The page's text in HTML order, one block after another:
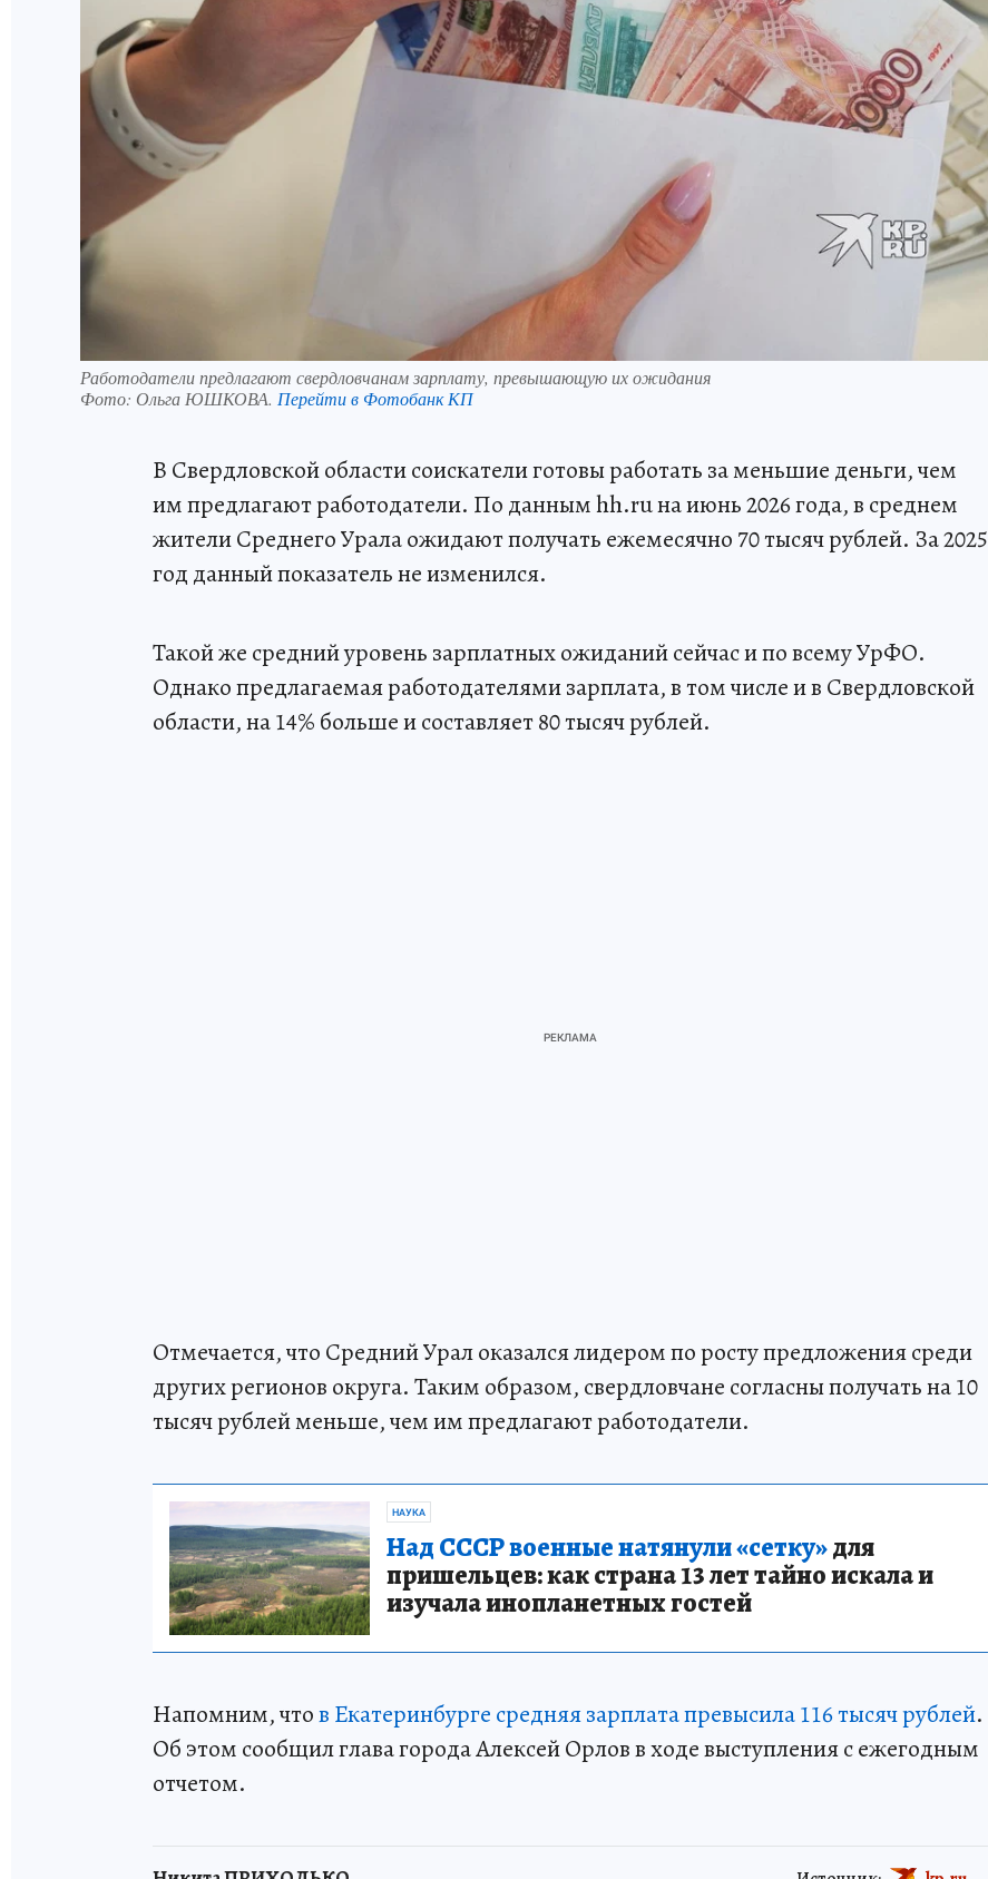
Работодатели предлагают свердловчанам зарплату, превышающую их ожидания
Фото: Ольга ЮШКОВА. Перейти в Фотобанк КП
В Свердловской области соискатели готовы работать за меньшие деньги, чем
им предлагают работодатели. По данным hh.ru на июнь 2026 года, в среднем
жители Среднего Урала ожидают получать ежемесячно 70 тысяч рублей. За 2025
год данный показатель не изменился.
Такой же средний уровень зарплатных ожиданий сейчас и по всему УрФО.
Однако предлагаемая работодателями зарплата, в том числе и в Свердловской
области, на 14% больше и составляет 80 тысяч рублей.
Отмечается, что Средний Урал оказался лидером по росту предложения среди
других регионов округа. Таким образом, свердловчане согласны получать на 10
тысяч рублей меньше, чем им предлагают работодатели.
НАУКА
Над СССР военные натянули «сетку»для
пришельцев: как страна 13 лет тайно искала и
изучала инопланетных гостей
Напомним, чтов Екатеринбурге средняя зарплата превысила 116 тысяч рублей.
Об этом сообщил глава города Алексей Орлов в ходе выступления с ежегодным
отчетом.